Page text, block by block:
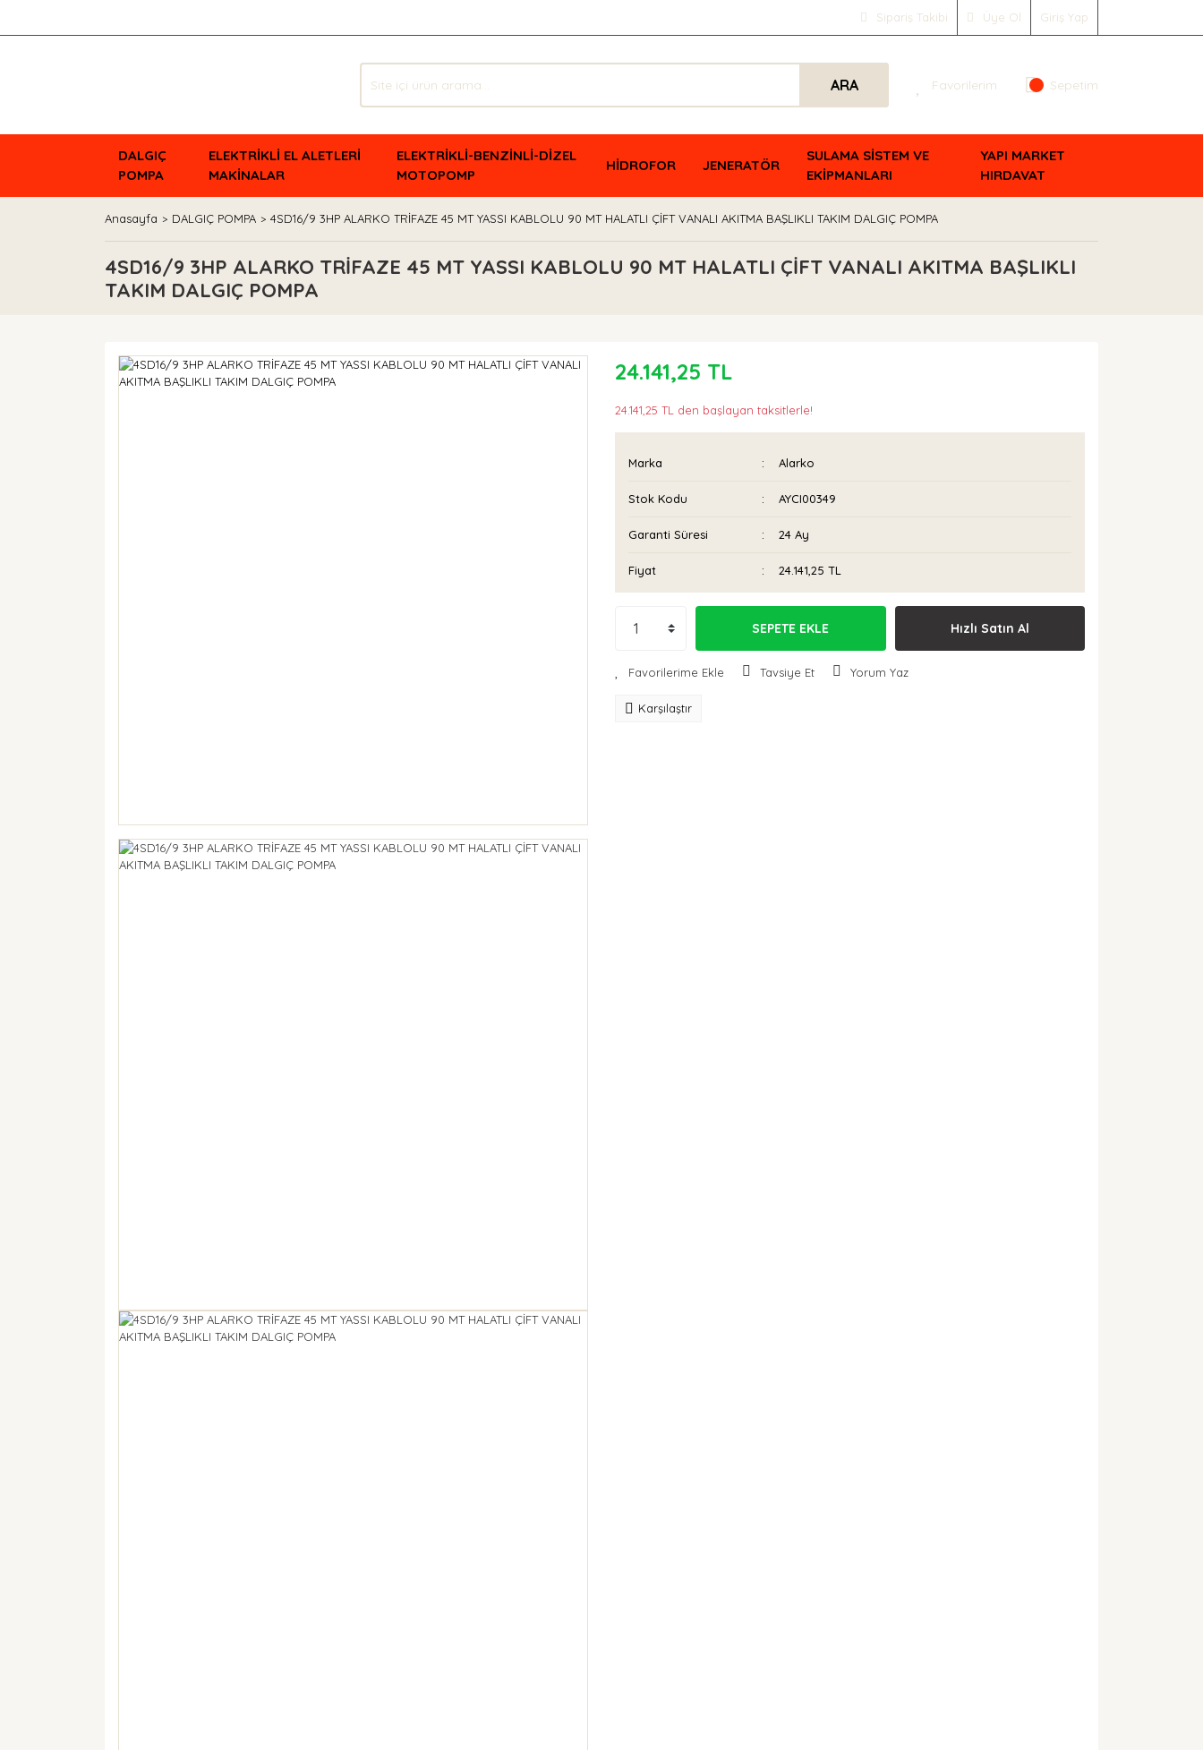
Sipariş Takibi Üye Ol Giriş Yap
ARA Favorilerim Sepetim
DALGIÇ
POMPA
ELEKTRİKLİ EL ALETLERİ
MAKİNALAR
ELEKTRİKLİ-BENZİNLİ-DİZEL
MOTOPOMP
HİDROFOR JENERATÖR
SULAMA SİSTEM VE
EKİPMANLARI
YAPI MARKET
HIRDAVAT
Anasayfa DALGIÇ POMPA 4SD16/9 3HP ALARKO TRİFAZE 45 MT YASSI KABLOLU 90 MT HALATLI ÇİFT VANALI AKITMA BAŞLIKLI TAKIM DALGIÇ POMPA
4SD16/9 3HP ALARKO TRİFAZE 45 MT YASSI KABLOLU 90 MT HALATLI ÇİFT VANALI AKITMA BAŞLIKLI
TAKIM DALGIÇ POMPA
24.141,25 TL
24.141,25 TL den başlayan taksitlerle!
Marka Alarko
Stok Kodu AYCI00349
Garanti Süresi 24 Ay
Fiyat 24.141,25 TL
SEPETE EKLE Hızlı Satın Al
Tavsiye Et Yorum Yaz
Karşılaştır